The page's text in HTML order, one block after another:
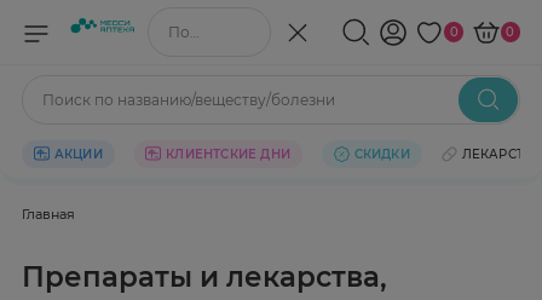
Поиск по названию/веществу 0 0
Поиск по названию/веществу/болезни
АКЦИИ КЛИЕНТСКИЕ ДНИ СКИДКИ ЛЕКАРСТВА
Главная
Препараты и лекарства,